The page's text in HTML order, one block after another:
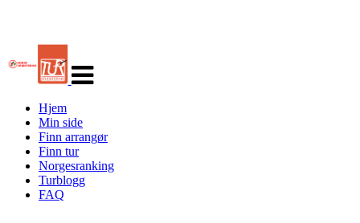
navigasjon
Hjem
Min side
Finn arrangør
Finn tur
Norgesranking
Turblogg
FAQ